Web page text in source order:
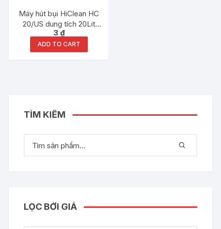
Máy hút bụi HiClean HC
20/US dung tích 20Lit
1500W hãng chính hãng
3 ₫
ADD TO CART
TÌM KIẾM
LỌC BỞI GIÁ